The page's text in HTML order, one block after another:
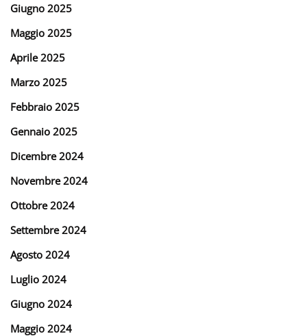
Giugno 2025
Maggio 2025
Aprile 2025
Marzo 2025
Febbraio 2025
Gennaio 2025
Dicembre 2024
Novembre 2024
Ottobre 2024
Settembre 2024
Agosto 2024
Luglio 2024
Giugno 2024
Maggio 2024